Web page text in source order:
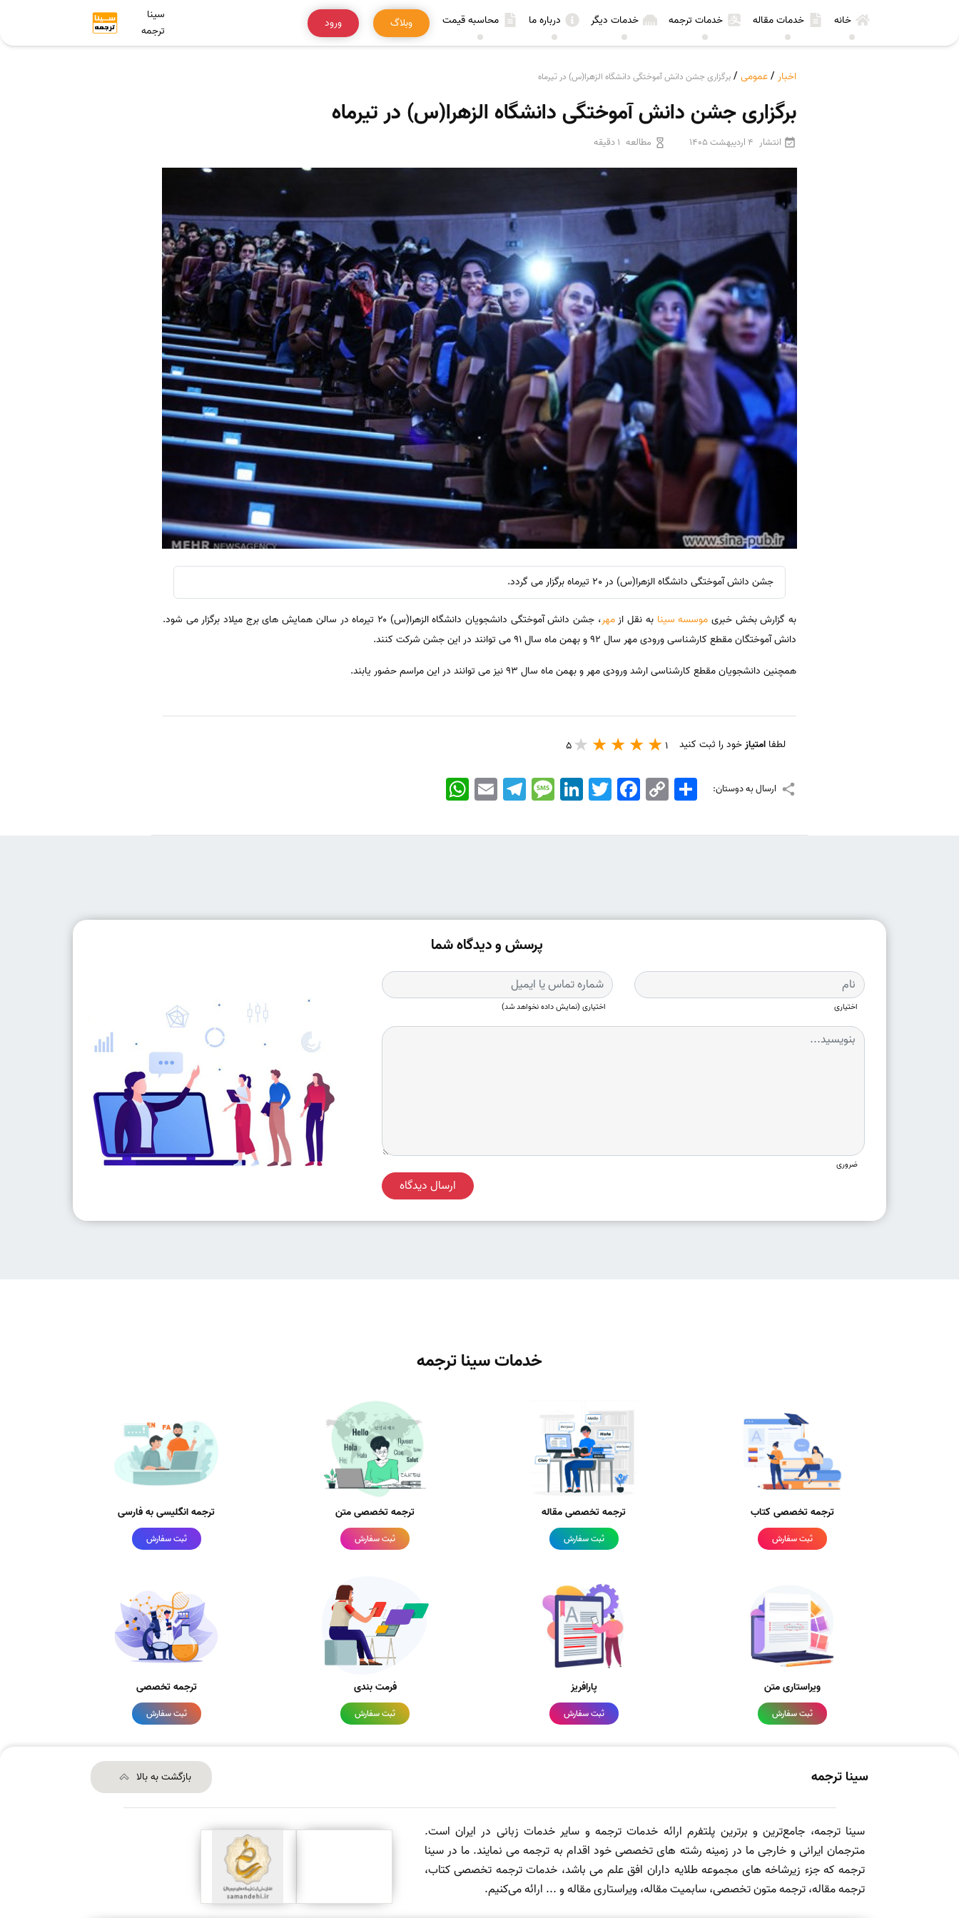
خانه خدمات مقاله خدمات ترجمه خدمات دیگر درباره ما محاسبه قیمت وبلاگ ورود
سینا
ترجمه
اخبار /عمومی / برگزاری جشن دانش آموختگی دانشگاه الزهرا(س) در تیرماه
برگزاری جشن دانش آموختگی دانشگاه الزهرا(س) در تیرماه
انتشار 4 اردیبهشت 1405 مطالعه 1 دقیقه
جشن دانش آموختگی دانشگاه الزهرا(س) در 20 تیرماه برگزار می گردد.
به گزارش بخش خبری موسسه سینابه نقل ازمهر
، جشن دانش آموختگی دانشجویان دانشگاه الزهرا(س) ۲۰ تیرماه در سالن همایش های برج میلاد برگزار می شود.
دانش آموختگان مقطع کارشناسی ورودی مهر سال ۹۲ و بهمن ماه سال ۹۱ می توانند در این جشن شرکت کنند.
همچنین دانشجویان مقطع کارشناسی ارشد ورودی مهر و بهمن ماه سال ۹۳ نیز می توانند در این مراسم حضور یابند.
لطفا امتیازخود را ثبت کنید 1
5
ارسال به دوستان: WhatsApp EmailTelegramMessageLinkedIn TwitterFacebook Copy
Link
اشتراک
پرسش و دیدگاه شما
اختیاری اختیاری (نمایش داده نخواهد شد)
ضروری
ارسال دیدگاه
خدمات سینا ترجمه
ترجمه تخصصی کتاب
ثبت سفارش
ترجمه تخصصی مقاله
ثبت سفارش
ترجمه تخصصی متن
ثبت سفارش
ترجمه انگلیسی به فارسی
ثبت سفارش
ویراستاری متن
ثبت سفارش
پارافریز
ثبت سفارش
فرمت بندی
ثبت سفارش
ترجمه تخصصی
ثبت سفارش
سینا ترجمه بازگشت به بالا
سینا ترجمه، جامع‌ترین و برترین پلتفرم ارائه خدمات ترجمه و سایر خدمات زبانی در ایران است.
مترجمان ایرانی و خارجی ما در زمینه رشته های تخصصی خود اقدام به ترجمه می نمایند. ما در سینا
ترجمه که جزء زیرشاخه های مجموعه طلایه داران افق علم می باشد، خدمات ترجمه تخصصی کتاب،
ترجمه مقاله، ترجمه متون تخصصی، سابمیت مقاله، ویراستاری مقاله و ... ارائه می‌کنیم.